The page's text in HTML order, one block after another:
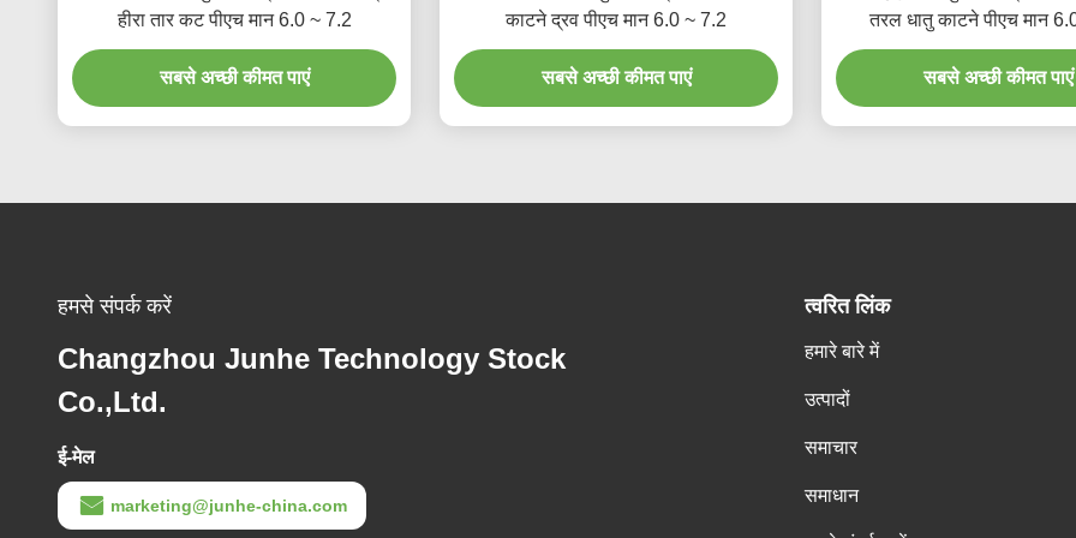
हीरा तार कट पीएच मान 6.0 ~ 7.2
सबसे अच्छी कीमत पाएं
काटने द्रव पीएच मान 6.0 ~ 7.2
सबसे अच्छी कीमत पाएं
तरल धातु काटने पीएच मान
सबसे अच्छी कीमत पाएं
हमसे संपर्क करें
Changzhou Junhe Technology Stock
Co.,Ltd.
ई-मेल
marketing@junhe-china.com
त्वरित लिंक
हमारे बारे में
उत्पादों
समाचार
समाधान